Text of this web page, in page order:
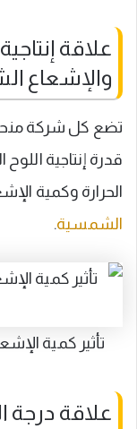
علاقة
والإشعاع
تضع كل شركة
قدرة إنتاجية
الحرارة وكمية
الشمسية.
تأثير كمية
علاقة درجة